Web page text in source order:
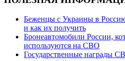
Беженцы с Украины в
и как их получить
Бронеавтомобили России,
используются на СВО
Государственные награды